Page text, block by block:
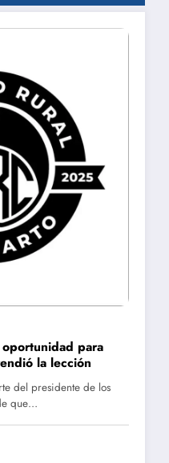
para
la lección
del presidente de los
que…